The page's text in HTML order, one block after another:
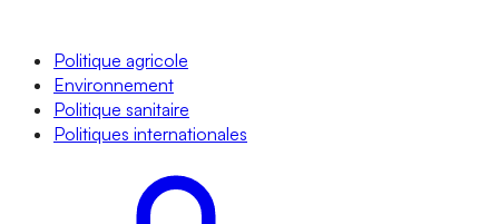
Politique agricole
Environnement
Politique sanitaire
Politiques internationales